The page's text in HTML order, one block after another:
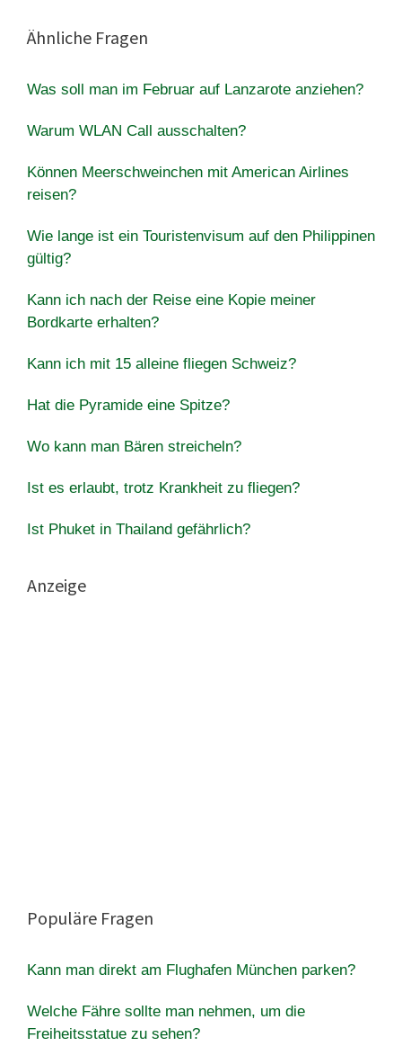
Ähnliche Fragen
Was soll man im Februar auf Lanzarote anziehen?
Warum WLAN Call ausschalten?
Können Meerschweinchen mit American Airlines
reisen?
Wie lange ist ein Touristenvisum auf den Philippinen
gültig?
Kann ich nach der Reise eine Kopie meiner
Bordkarte erhalten?
Kann ich mit 15 alleine fliegen Schweiz?
Hat die Pyramide eine Spitze?
Wo kann man Bären streicheln?
Ist es erlaubt, trotz Krankheit zu fliegen?
Ist Phuket in Thailand gefährlich?
Anzeige
Populäre Fragen
Kann man direkt am Flughafen München parken?
Welche Fähre sollte man nehmen, um die
Freiheitsstatue zu sehen?